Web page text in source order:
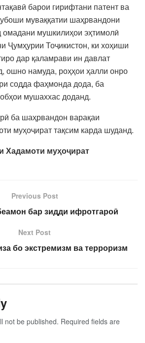
барои гирифтани патент ва
муваққатии шаҳрвандони
омадани мушкилиҳои эҳтимолӣ
Ҷумҳурии Тоҷикистон, ки хоҳиши
дар қаламрави ин давлат
ошно намуда, роҳҳои ҳалли онро
содда фаҳмонда дода, ба
мушаххас доданд.
ба шаҳрвандон варақаи
муҳоҷират тақсим карда шуданд.
Хадамоти муҳоҷират
Previous Post
бар зидди ифротгароӣ
Next Post
бо экстремизм ва терроризм
not be published. Required fields are